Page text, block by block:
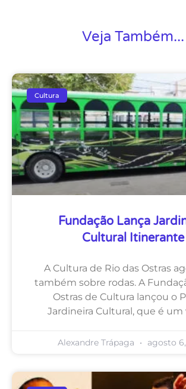
Veja Também...
Cultura
Fundação Lança
Cultural Itinerante
A Cultura de Rio das Ostras
também sobre rodas. A
Ostras de Cultura lançou o
Jardineira Cultural, que é um
Alexandre Trápaga agosto